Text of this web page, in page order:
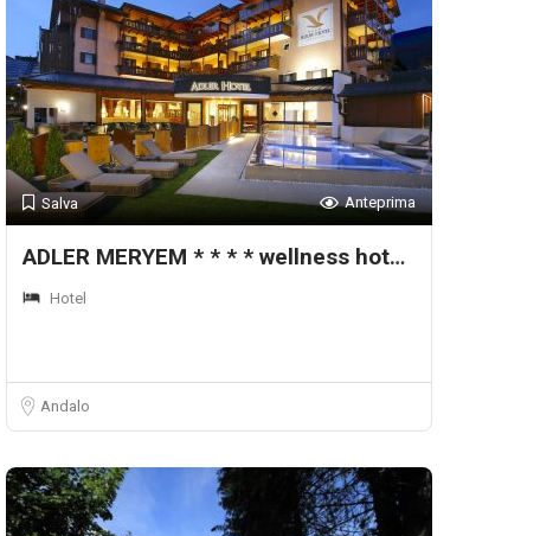
Salva Anteprima
ADLER MERYEM * * * * wellness hotel
Hotel
Andalo